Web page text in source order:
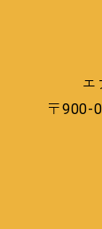
エ
〒900-